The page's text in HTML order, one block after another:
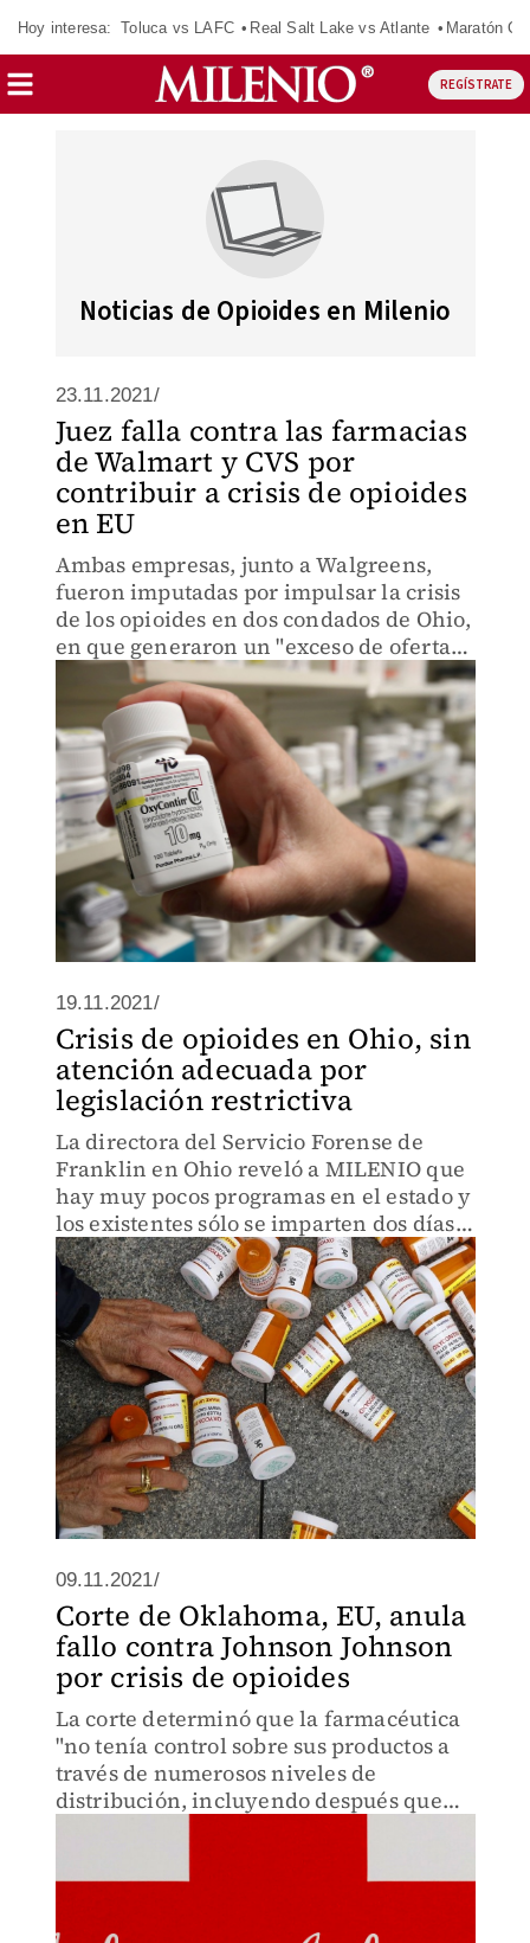
Hoy interesa: Toluca vs LAFC Real Salt Lake vs Atlante Maratón
REGÍSTRATE
Noticias de Opioides en Milenio
23.11.2021/
Juez falla contra las farmacias
de Walmart y CVS por
contribuir a crisis de opioides
en EU
Ambas empresas, junto a Walgreens,
fueron imputadas por impulsar la crisis
de los opioides en dos condados de Ohio,
en que generaron un "exceso de oferta"
de estas drogas y una "molestia pública".
19.11.2021/
Crisis de opioides en Ohio, sin
atención adecuada por
legislación restrictiva
La directora del Servicio Forense de
Franklin en Ohio reveló a MILENIO que
hay muy pocos programas en el estado y
los existentes sólo se imparten dos días a
la semana o están en zonas de difícil
acceso.
09.11.2021/
Corte de Oklahoma, EU, anula
fallo contra Johnson Johnson
por crisis de opioides
La corte determinó que la farmacéutica
"no tenía control sobre sus productos a
través de numerosos niveles de
distribución, incluyendo después que